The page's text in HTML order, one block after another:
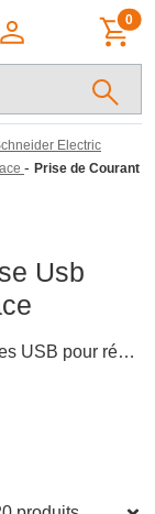
0
Electric
- Prise de Courant
Usb
Large gamme de prises de courant et prises USB pour répondre aux besoins variés des installations électriques. Découvrez des modèles incluant des prises 2P+T et des sorties de câble, adaptés aux environnements résidentiels et professionnels. Ces équipements, tels que ceux de la gamme Schneider Electric Odace, assurent une connexion fiable et sécurisée pour tous vos appareils électriques.